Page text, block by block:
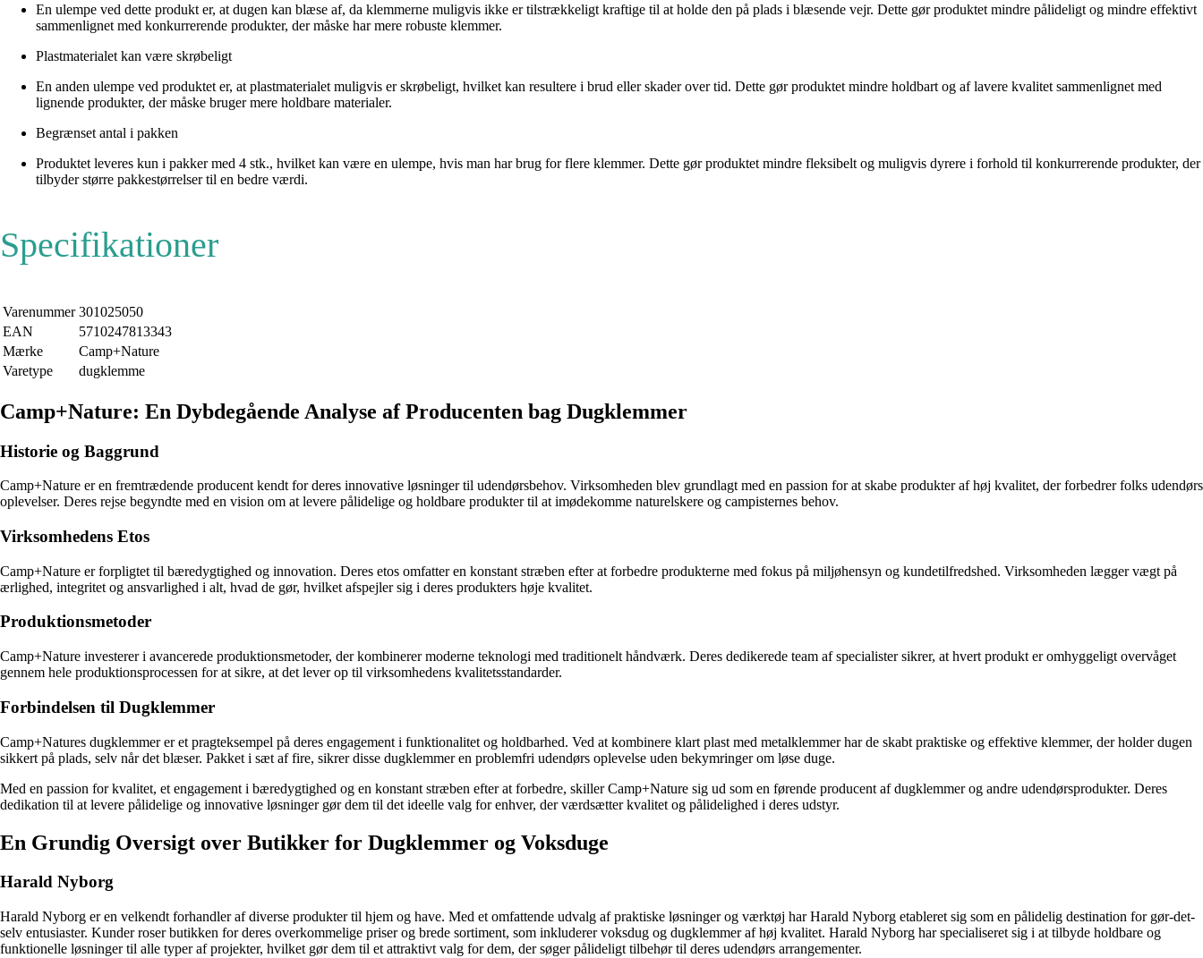
En ulempe ved dette produkt er, at dugen kan blæse af, da klemmerne muligvis ikke er tilstrækkeligt kraftige til at holde den på plads i blæsende vejr. Dette gør produktet mindre pålideligt og mindre effektivt
sammenlignet med konkurrerende produkter, der måske har mere robuste klemmer.
Plastmaterialet kan være skrøbeligt
En anden ulempe ved produktet er, at plastmaterialet muligvis er skrøbeligt, hvilket kan resultere i brud eller skader over tid. Dette gør produktet mindre holdbart og af lavere kvalitet sammenlignet med
lignende produkter, der måske bruger mere holdbare materialer.
Begrænset antal i pakken
Produktet leveres kun i pakker med 4 stk., hvilket kan være en ulempe, hvis man har brug for flere klemmer. Dette gør produktet mindre fleksibelt og muligvis dyrere i forhold til konkurrerende produkter, der
tilbyder større pakkestørrelser til en bedre værdi.
Specifikationer
Varenummer 301025050
EAN
5710247813343
Mærke
Camp+Nature
Varetype
dugklemme
Camp+Nature: En Dybdegående Analyse af Producenten bag Dugklemmer
Historie og Baggrund
Camp+Nature er en fremtrædende producent kendt for deres innovative løsninger til udendørsbehov. Virksomheden blev grundlagt med en passion for at skabe produkter af høj kvalitet, der forbedrer folks udendørs
oplevelser. Deres rejse begyndte med en vision om at levere pålidelige og holdbare produkter til at imødekomme naturelskere og campisternes behov.
Virksomhedens Etos
Camp+Nature er forpligtet til bæredygtighed og innovation. Deres etos omfatter en konstant stræben efter at forbedre produkterne med fokus på miljøhensyn og kundetilfredshed. Virksomheden lægger vægt på
ærlighed, integritet og ansvarlighed i alt, hvad de gør, hvilket afspejler sig i deres produkters høje kvalitet.
Produktionsmetoder
Camp+Nature investerer i avancerede produktionsmetoder, der kombinerer moderne teknologi med traditionelt håndværk. Deres dedikerede team af specialister sikrer, at hvert produkt er omhyggeligt overvåget
gennem hele produktionsprocessen for at sikre, at det lever op til virksomhedens kvalitetsstandarder.
Forbindelsen til Dugklemmer
Camp+Natures dugklemmer er et pragteksempel på deres engagement i funktionalitet og holdbarhed. Ved at kombinere klart plast med metalklemmer har de skabt praktiske og effektive klemmer, der holder dugen
sikkert på plads, selv når det blæser. Pakket i sæt af fire, sikrer disse dugklemmer en problemfri udendørs oplevelse uden bekymringer om løse duge.
Med en passion for kvalitet, et engagement i bæredygtighed og en konstant stræben efter at forbedre, skiller Camp+Nature sig ud som en førende producent af dugklemmer og andre udendørsprodukter. Deres
dedikation til at levere pålidelige og innovative løsninger gør dem til det ideelle valg for enhver, der værdsætter kvalitet og pålidelighed i deres udstyr.
En Grundig Oversigt over Butikker for Dugklemmer og Voksduge
Harald Nyborg
Harald Nyborg er en velkendt forhandler af diverse produkter til hjem og have. Med et omfattende udvalg af praktiske løsninger og værktøj har Harald Nyborg etableret sig som en pålidelig destination for gør-det-
selv entusiaster. Kunder roser butikken for deres overkommelige priser og brede sortiment, som inkluderer voksdug og dugklemmer af høj kvalitet. Harald Nyborg har specialiseret sig i at tilbyde holdbare og
funktionelle løsninger til alle typer af projekter, hvilket gør dem til et attraktivt valg for dem, der søger pålideligt tilbehør til deres udendørs arrangementer.